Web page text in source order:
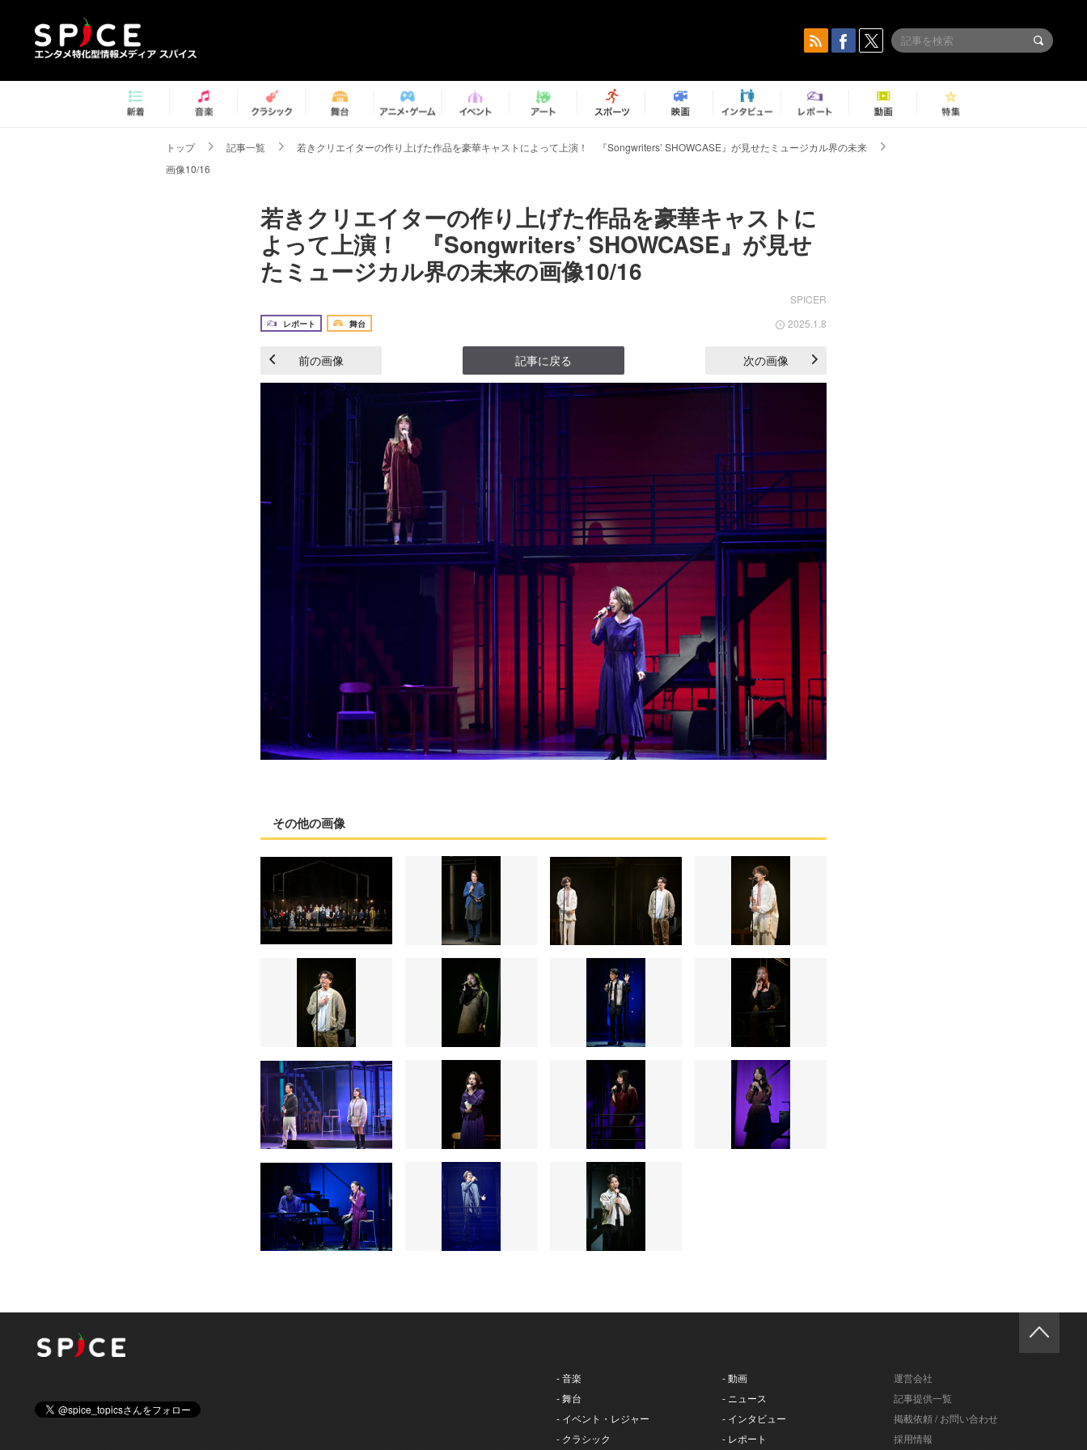
トップ 記事一覧
若きクリエイターの作り上げた作品を豪華キャストによって上演！ 『Songwriters’ SHOWCASE』が見せたミュージカル界の未来
画像10/16
若きクリエイターの作り上げた作品を豪華キャストに
よって上演！ 『Songwriters’ SHOWCASE』が見せ
たミュージカル界の未来の画像10/16
SPICER
レポート 舞台 2025.1.8
前の画像 記事に戻る 次の画像
その他の画像
- 音楽
- 舞台
- イベント・レジャー
- クラシック
- 動画
- ニュース
- インタビュー
- レポート
運営会社
記事提供一覧
掲載依頼 / お問い合わせ
採用情報